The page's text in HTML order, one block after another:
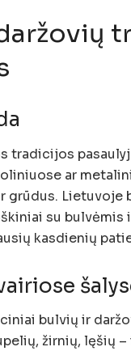
tradicijos
ar
grūdus. Lietuvoje
su
kasdienių
bulvių ir
žirnių, lęšių